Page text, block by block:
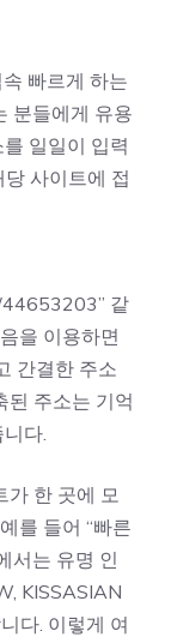
빠르게 하는
분들에게 유용
일일이 입력
사이트에 접
같
을 이용하면
간결한 주소
된 주소는 기억
다.
가 한 곳에 모
를 들어 “빠른
서는 유명 인
KISSASIAN
다. 이렇게 여